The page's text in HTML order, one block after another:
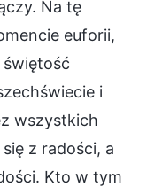
Na tę
euforii,
i
wszystkich
z radości, a
Kto w tym